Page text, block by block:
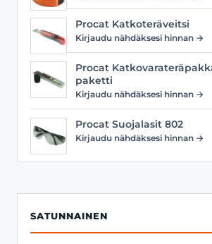
Procat Katkoteräveitsi
Kirjaudu nähdäksesi hinnan →
Procat
paketti
Kirjaudu nähdäksesi hinnan →
Procat Suojalasit 802
Kirjaudu nähdäksesi hinnan →
SATUNNAINEN